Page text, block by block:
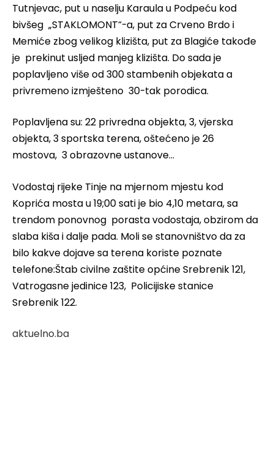
Tutnjevac, put u naselju Karaula u Podpeću kod
bivšeg „STAKLOMONT“-a, put za Crveno Brdo i
Memiće zbog velikog klizišta, put za Blagiće takođe
je prekinut usljed manjeg klizišta. Do sada je
poplavljeno više od 300 stambenih objekataa
privremeno izmješteno 30-tak porodica.
Poplavljena su: 22 privredna objekta, 3, vjerska
objekta, 3 sportska terena, oštećeno je 26
mostova, 3 obrazovne ustanove…
Vodostaj rijeke Tinje na mjernom mjestu kod
Koprića mosta u 19;00 sati je bio 4,10 metara, sa
trendom ponovnog porasta vodostaja, obzirom da
slaba kiša i dalje pada. Molise stanovništvo da za
bilo kakve dojave sa terena koriste poznate
telefone:Štab civilne zaštite općine Srebrenik 121,
Vatrogasne jedinice 123, Policijiske stanice
Srebrenik 122.
aktuelno.ba